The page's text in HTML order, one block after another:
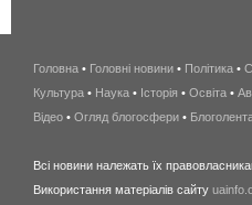
Головна • Головні новини • Політика •
Культура • Наука • Історія • Освіта •
Відео • Огляд блогосфери •
Всі новини належать їх
Використання матеріалів сайту